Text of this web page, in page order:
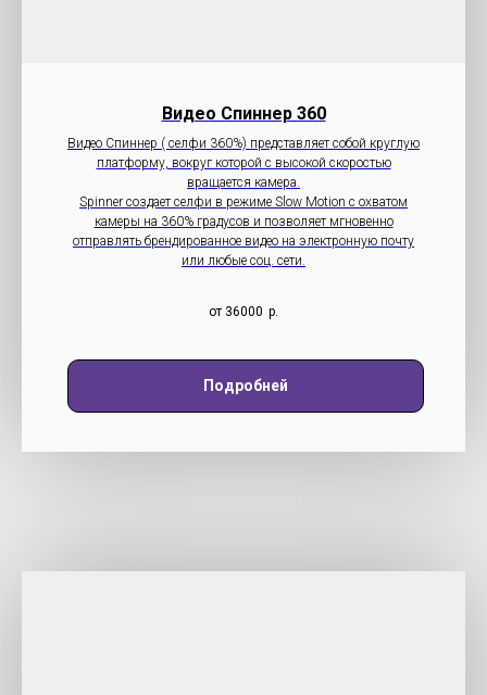
Видео Cпиннер 360
Видео Спиннер ( селфи 360%) представляет собой круглую
платформу, вокруг которой с высокой скоростью
вращается камера.
Spinner создает селфи в режиме Slow Motion с охватом
камеры на 360% градусов и позволяет мгновенно
отправлять брендированное видео на электронную почту
или любые соц. сети.
от 36000 р.
Подробней